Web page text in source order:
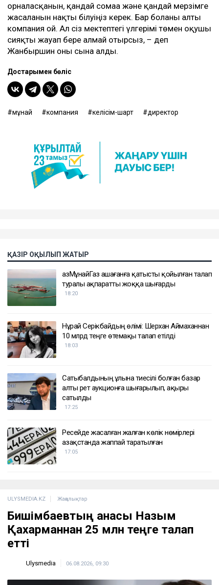
орналасқанын, қандай сомаға және қандай мерзімге
жасалғанын нақты білуіңіз керек. Бар болғаны алты
компания ғой. Ал сіз мектептегі үлгерімі төмен оқушы
сияқты жауап бере алмай отырсыз, – деп
Жанбыршин оны сынға алды.
Достарыңмен бөліс
мұнай компания келісім-шарт директор
ҚАЗІР ОҚЫЛЫП ЖАТЫР
ҚазМұнайГаз Қашағанға қатысты қойылған талап
туралы ақпаратты жоққа шығарды
18:20
Нұрай Серікбайдың өлімі: Шерхан Аймаханнан
10 млрд теңге өтемақы талап етілді
18:03
Сатыбалдының ұлына тиесілі болған базар
алты рет аукционға шығарылып, ақыры
сатылды
17:25
Ресейде жасалған жалған көлік нөмірлері
Қазақстанда жаппай таратылған
17:05
ULYSMEDIA.KZ Жаңалықтар
Бишімбаевтың анасы Назым
Қахарманнан 25 млн теңге талап
етті
Ulysmedia 06.08.2026, 09:30